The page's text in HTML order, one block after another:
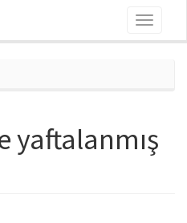
Toggle
yaftalanmış